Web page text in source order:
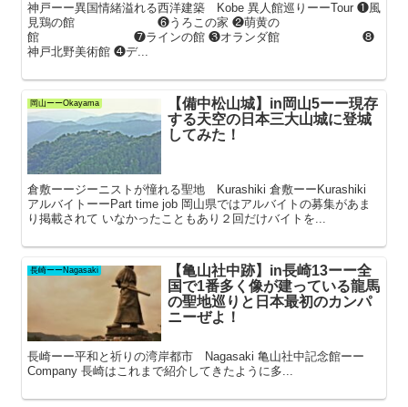
神戸ーー異国情緒溢れる西洋建築 Kobe 異人館巡りーーTour ❶風
見鶏の館 ❻うろこの家 ❷萌黄の
館 ❼ラインの館 ❸オランダ館 ❽
神戸北野美術館 ❹デ...
岡山ーーOkayama
【備中松山城】in岡山5ーー現存
する天空の日本三大山城に登城
してみた！
倉敷ーージーニストが憧れる聖地 Kurashiki 倉敷ーーKurashiki
アルバイトーーPart time job 岡山県ではアルバイトの募集があま
り掲載されて いなかったこともあり２回だけバイトを...
長崎ーーNagasaki
【亀山社中跡】in長崎13ーー全
国で1番多く像が建っている龍馬
の聖地巡りと日本最初のカンパ
ニーぜよ！
長崎ーー平和と祈りの湾岸都市 Nagasaki 亀山社中記念館ーー
Company 長崎はこれまで紹介してきたように多...